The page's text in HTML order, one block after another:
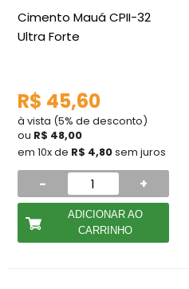
Cimento Mauá CPII-32
Ultra Forte
R$ 45,60
à vista (5% de desconto)
ou R$ 48,00
em 10x de R$ 4,80sem juros
- +
ADICIONAR AO
CARRINHO